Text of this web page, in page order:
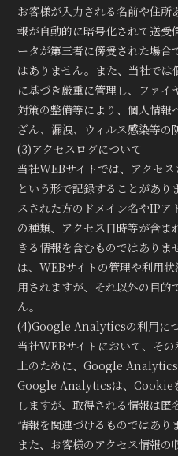
お客様が入力される名前や住
報が自動的に暗号化されて送受
ータが第三者に傍受された場合
はありません。また、当社で
に基づき厳重に管理し、ファイ
対策の整備等により、個人情
ざん、漏洩、ウィルス感染等の
(3)アクセスログについて
当社WEBサイトでは、アクセ
という形で記録することがあり
スされた方のドメイン名やIPア
の種類、アクセス日時等が含ま
きる情報を含むものではあり
は、WEBサイトの管理や利用
用されますが、それ以外の目的
ん。
(4)Google Analyticsの利用に
当社WEBサイトにおいて、そ
上のために、Google Analytics
Google Analyticsは、Cookie
しますが、取得される情報は
情報を関連づけるものではあり
また、お客様のアクセス情報の